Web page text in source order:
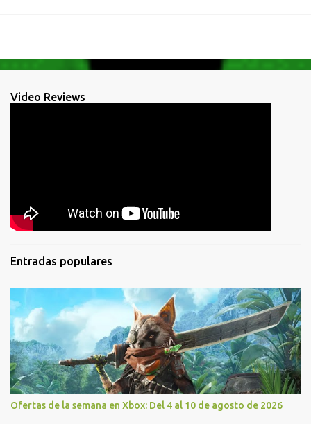
Video Reviews
Entradas populares
Ofertas de la semana en Xbox: Del 4 al 10 de agosto de 2026